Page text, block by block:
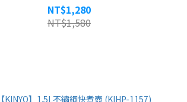
NT$1,280
NT$1,580